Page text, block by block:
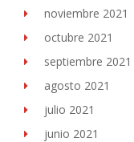
noviembre 2021
octubre 2021
septiembre 2021
agosto 2021
julio 2021
junio 2021